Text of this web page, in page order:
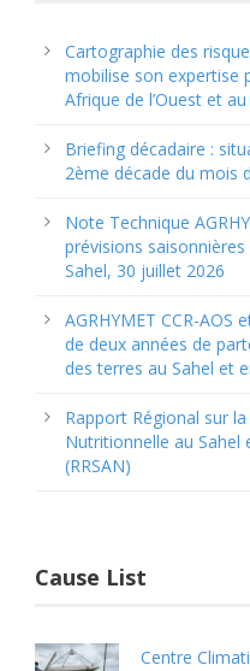
Cartographie des
mobilise son expertise
Afrique de l’Ouest et au
Briefing décadaire :
2ème décade du mois
Note Technique
prévisions
Sahel, 30 juillet 2026
AGRHYMET CCR-
de deux années de
des terres au Sahel et
Rapport Régional sur
Nutritionnelle au Sahel
(RRSAN)
Cause List
Centre